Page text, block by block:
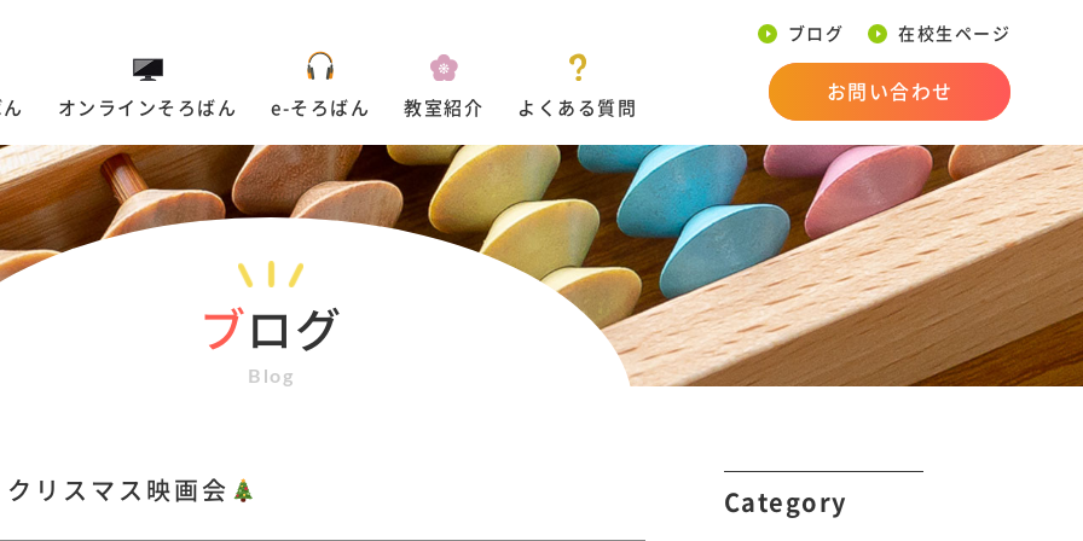
オンラインそろばん e-そろばん 教室紹介 よくある質問
ブログ 在校生ページ
お問い合わせ
ブログ
Blog
クリスマス映画会 Category